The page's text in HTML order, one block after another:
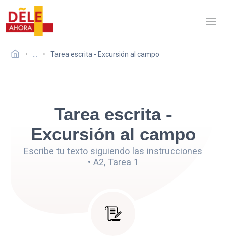
Tarea escrita - Excursión al campo
Tarea escrita -
Excursión al campo
Escribe tu texto siguiendo las instrucciones
• A2, Tarea 1